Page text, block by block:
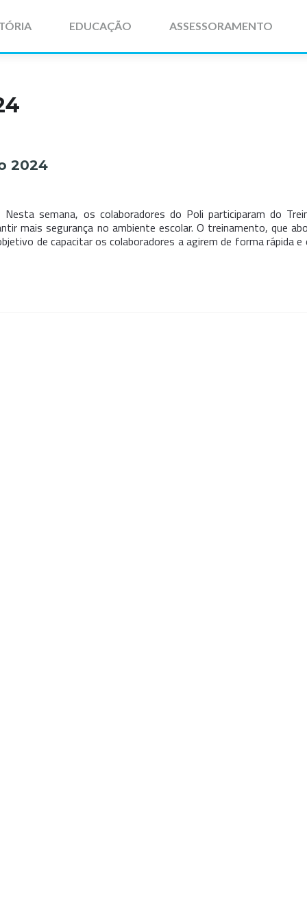
EDUCAÇÃO ASSESSORAMENTO
2024
semana, os colaboradores do Poli participaram do
mais segurança no ambiente escolar. O treinamento, que
de capacitar os colaboradores a agirem de forma rápida